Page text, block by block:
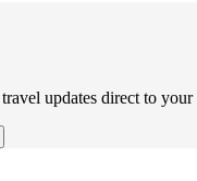
updates direct to